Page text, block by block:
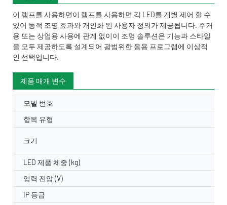
이 램프를 사용하면이 램프를 사용하면 각 LED를 개별 제어 할 수
있어 동적 조명 효과와 개인화 된 사용자 정의가 제공됩니다. 주거
용 또는 상업용 사용에 관계 없이이 조명 솔루션은 기능과 스타일
을 모두 제공하도록 설계되어 광범위한 응용 프로그램에 이상적
인 선택입니다.
제품 매개 변수
모델 번호
항목 유형
크기
LED 제품 체중 (kg)
입력 전압 (V)
IP 등급